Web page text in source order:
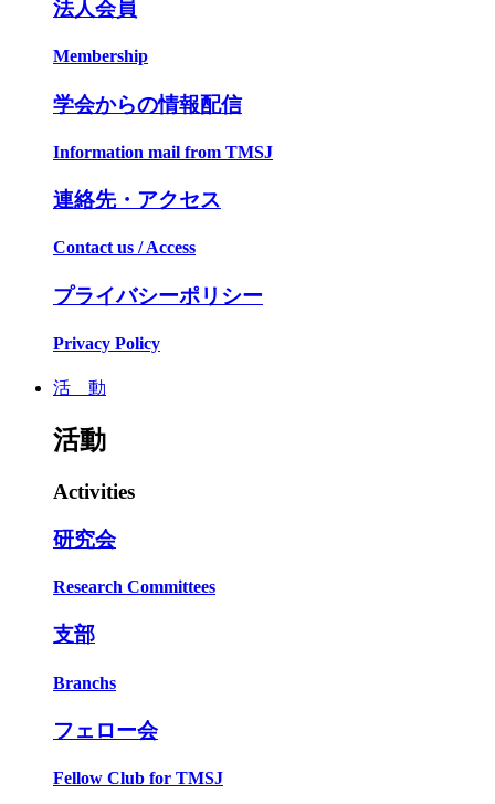
法人会員
Membership
学会からの情報配信
Information mail from TMSJ
連絡先・アクセス
Contact us / Access
プライバシーポリシー
Privacy Policy
活 動
活動
Activities
研究会
Research Committees
支部
Branchs
フェロー会
Fellow Club for TMSJ